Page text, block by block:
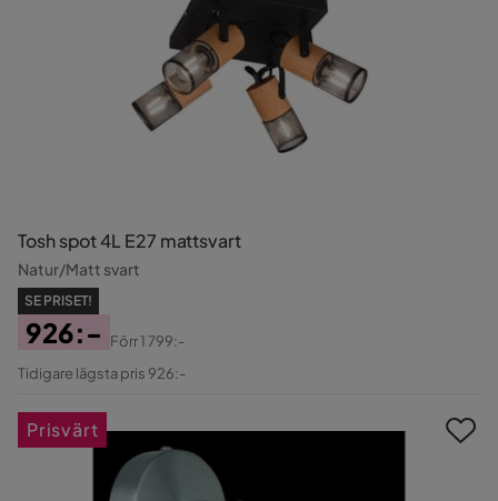
Tosh spot 4L E27 mattsvart
Natur/Matt svart
SE PRISET!
Pris
926:-
Original
Förr1 799:-
Tidigare lägsta pris 926:-
Prisvärt